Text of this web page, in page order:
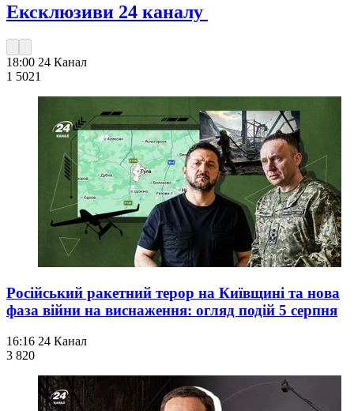
Ексклюзиви 24 каналу
18:00 24 Канал
1 5021
Російський ракетний терор на Київщині та нова
фаза війни на виснаження: огляд подій 5 серпня
16:16 24 Канал
3 820